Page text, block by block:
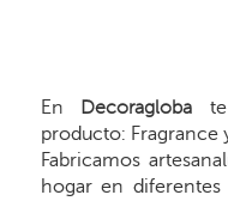
En Decoragloba te
producto: Fragrance
Fabricamos
hogar en